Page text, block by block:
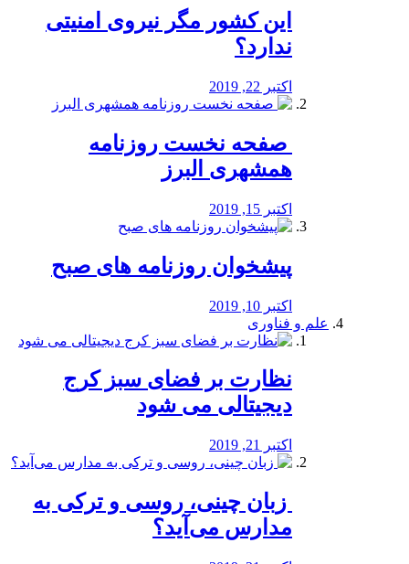
این کشور مگر نیروی امنیتی
ندارد؟
اکتبر 22, 2019
️ صفحه نخست روزنامه‌
همشهری البرز
اکتبر 15, 2019
پیشخوان روزنامه های صبح
اکتبر 10, 2019
علم و فناوری
نظارت بر فضای سبز کرج
دیجیتالی می شود
اکتبر 21, 2019
️ زبان چینی، روسی و ترکی به
مدارس می‌آید؟